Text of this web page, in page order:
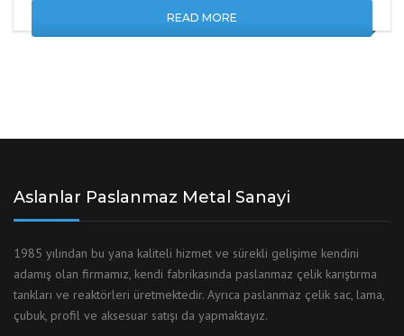
READ MORE
Aslanlar Paslanmaz Metal Sanayi
1985 yılından bu yana kaliteli hizmet ve sürekli gelişime kendini
adamış olan firmamız, kendi fabrikasında paslanmaz çelik karıştırma
tankları ve reaktörleri üretmektedir. Ayrıca paslanmaz çelik sac, lama,
çubuk, profil ve aksesuar satışı da yapmaktayız.